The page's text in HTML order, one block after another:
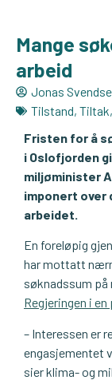
Mange
arbeid
Jonas
Tilstand, Tiltak,
Fristen for å
i Oslofjorden
miljøminister
imponert over
arbeidet.
En foreløpig
har mottatt
søknadssum
Regjeringen i
– Interessen er
engasjementet
sier klima- og